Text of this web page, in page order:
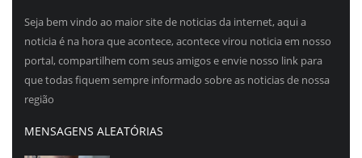
Seja bem vindo ao maior site de noticias da internet, aqui a
noticia é na hora que acontece, acontece virou noticia em nosso
portal, compartilhem com seus amigos e envie nosso link para
que todas fiquem sempre informado sobre as noticias de nossa
região
MENSAGENS ALEATÓRIAS